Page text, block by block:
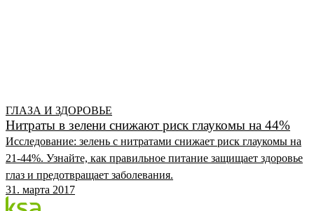
ГЛАЗА И ЗДОРОВЬЕ
Нитраты в зелени снижают риск глаукомы на 44%
Исследование: зелень с нитратами снижает риск глаукомы на
21-44%. Узнайте, как правильное питание защищает здоровье
глаз и предотвращает заболевания.
31. марта 2017